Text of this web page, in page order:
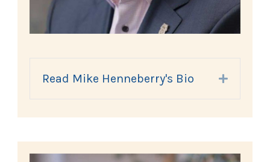
Read Mike Henneberry's Bio Expand